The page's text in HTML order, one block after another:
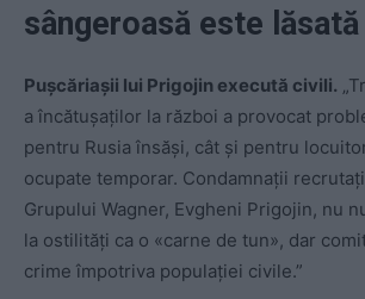
sângeroasă este lăsată
Pușcăriașii lui Prigojin execută civili.
a încătușaților la război a provocat
pentru Rusia însăși, cât și pentru
ocupate temporar. Condamnații
Grupului Wagner, Evgheni Prigojin, nu
la ostilități ca o «carne de tun», dar
crime împotriva populației civile.”